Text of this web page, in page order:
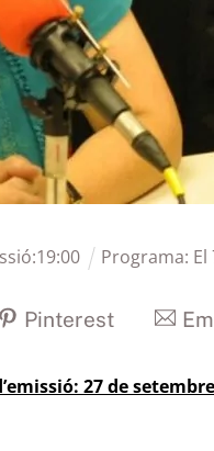
19:00 Programa: El
Pinterest
27 de